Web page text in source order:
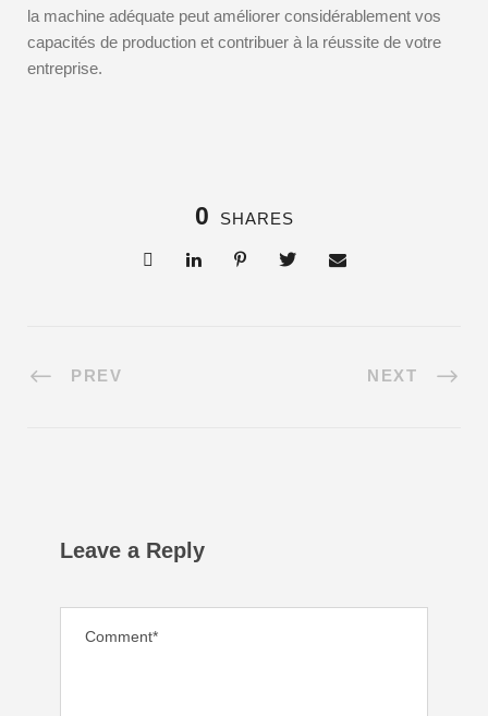
la machine adéquate peut améliorer considérablement vos
capacités de production et contribuer à la réussite de votre
entreprise.
0 SHARES
PREV NEXT
Leave a Reply